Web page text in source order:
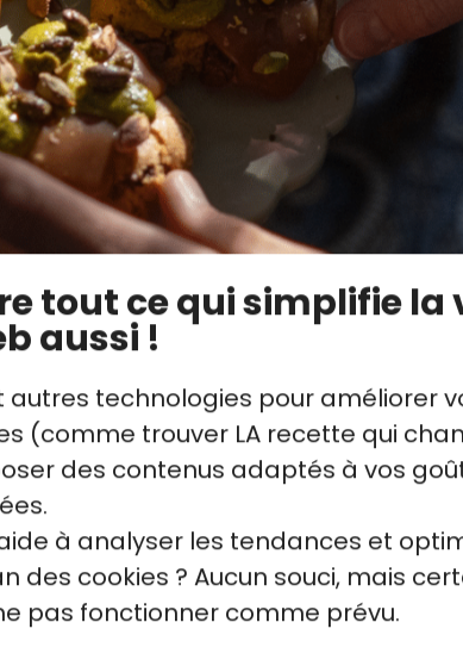
tout ce qui simplifie la
aussi !
autres technologies pour améliorer
(comme trouver LA recette qui
des contenus adaptés à vos
à analyser les tendances et
des cookies ? Aucun souci, mais
pas fonctionner comme prévu.
pain lors de la congélation
le pain, la structure de l’amidon
On appelle ce phénomène
“amidon résistant”.
facilement digéré par les enzymes
donc des fibres : en ralentissant
et donc, permet d’éviter le pic